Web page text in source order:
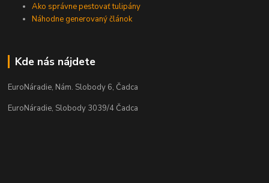
Ako správne pestovať tulipány
Náhodne generovaný článok
Kde nás nájdete
EuroNáradie, Nám. Slobody 6, Čadca
EuroNáradie, Slobody 3039/4 Čadca